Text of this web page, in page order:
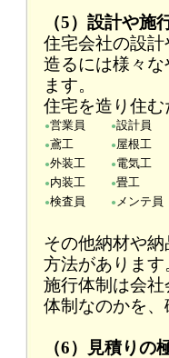
（5）設計や
住宅会社の設
造るには様々
ます。
住宅を造り住
●営業員 ●設計員
●鳶工 ●屋根工
●外装工 ●電気工
●内装工 ●畳工
●検査員 ● メンテ員
その他納材や
方法があります
施行体制は会
体制なのかを
（6）見積りの